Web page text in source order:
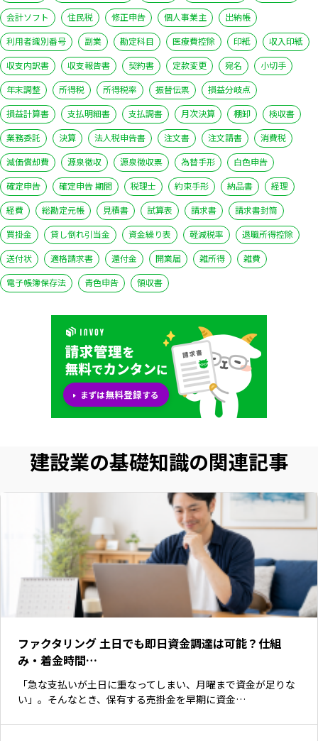
会計ソフト
住民税 修正申告 個人事業主
出納帳
利用者識別番号
副業 勘定科目 医療費控除 印紙
収入印紙
収支内訳書
収支報告書 契約書 定款変更 宛名
小切手
年末調整
所得税 所得税率 振替伝票
損益分岐点
損益計算書
支払明細書 支払調書 月次決算 棚卸
検収書
業務委託
決算 法人税申告書 注文書 注文請書
消費税
減価償却費
源泉徴収 源泉徴収票 為替手形
白色申告
確定申告
確定申告 期間 税理士 約束手形 納品書
経理
経費
総勘定元帳 見積書 試算表 請求書
請求書封筒
買掛金
貸し倒れ引当金 資金繰り表 軽減税率
退職所得控除
送付状
適格請求書 還付金 開業届 雑所得
雑費
電子帳簿保存法
青色申告 領収書
建設業の基礎知識の関連記事
ファクタリング 土日でも即日資金調達は可能？仕組
み・着金時間…
「急な支払いが土日に重なってしまい、月曜まで資金が足りな
い」。そんなとき、保有する売掛金を早期に資金…